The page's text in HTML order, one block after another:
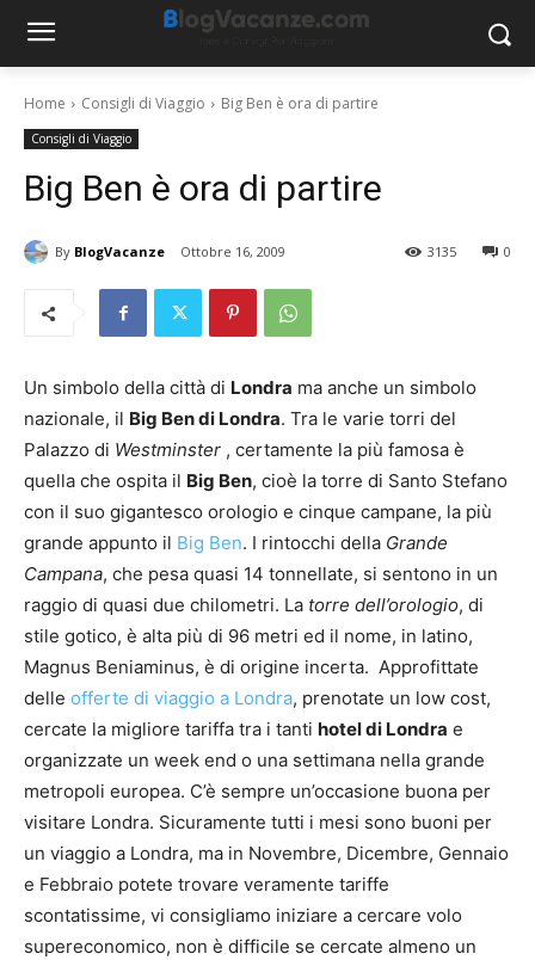
Home Consigli di Viaggio Big Ben è ora di partire
Consigli di Viaggio
Big Ben è ora di partire
By BlogVacanze Ottobre 16, 2009 0
3135
Un simbolo della città di Londra ma anche un simbolo
nazionale, il Big Ben di Londra. Tra le varie torri del
Palazzo di Westminster , certamente la più famosa è
quella che ospita il Big Ben, cioè la torre di Santo Stefano
con il suo gigantesco orologio e cinque campane, la più
grande appunto il Big Ben. I rintocchi della Grande
Campana, che pesa quasi 14 tonnellate, si sentono in un
raggio di quasi due chilometri. La torre dell’orologio, di
stile gotico, è alta più di 96 metri ed il nome, in latino,
Magnus Beniaminus, è di origine incerta. Approfittate
delle offerte di viaggio a Londra, prenotate un low cost,
cercate la migliore tariffa tra i tanti hotel di Londra e
organizzate un week end o una settimana nella grande
metropoli europea. C’è sempre un’occasione buona per
visitare Londra. Sicuramente tutti i mesi sono buoni per
un viaggio a Londra, ma in Novembre, Dicembre, Gennaio
e Febbraio potete trovare veramente tariffe
scontatissime, vi consigliamo iniziare a cercare volo
supereconomico, non è difficile se cercate almeno un